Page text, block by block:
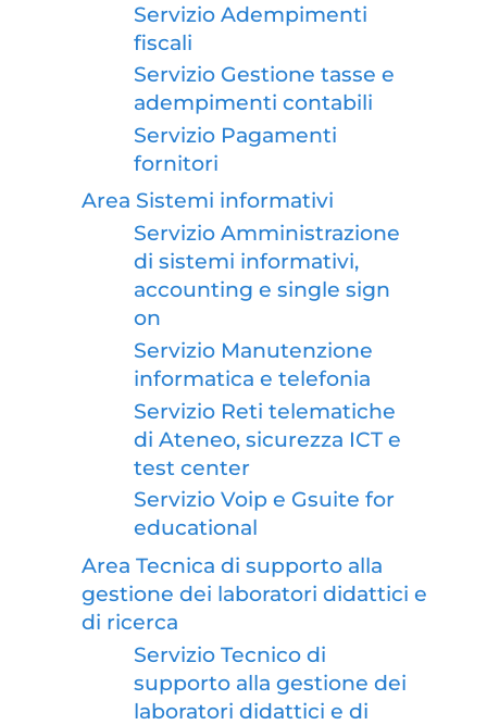
Servizio Adempimenti
fiscali
Servizio Gestione tasse e
adempimenti contabili
Servizio Pagamenti
fornitori
Area Sistemi informativi
Servizio Amministrazione
di sistemi informativi,
accounting e single sign
on
Servizio Manutenzione
informatica e telefonia
Servizio Reti telematiche
di Ateneo, sicurezza ICT e
test center
Servizio Voip e Gsuite for
educational
Area Tecnica di supporto alla
gestione dei laboratori didattici e
di ricerca
Servizio Tecnico di
supporto alla gestione dei
laboratori didattici e di